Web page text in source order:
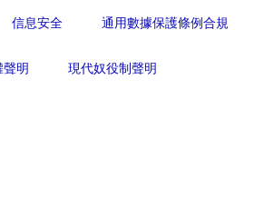
信息安全 通用數據保護條例合規
聲明 現代奴役制聲明